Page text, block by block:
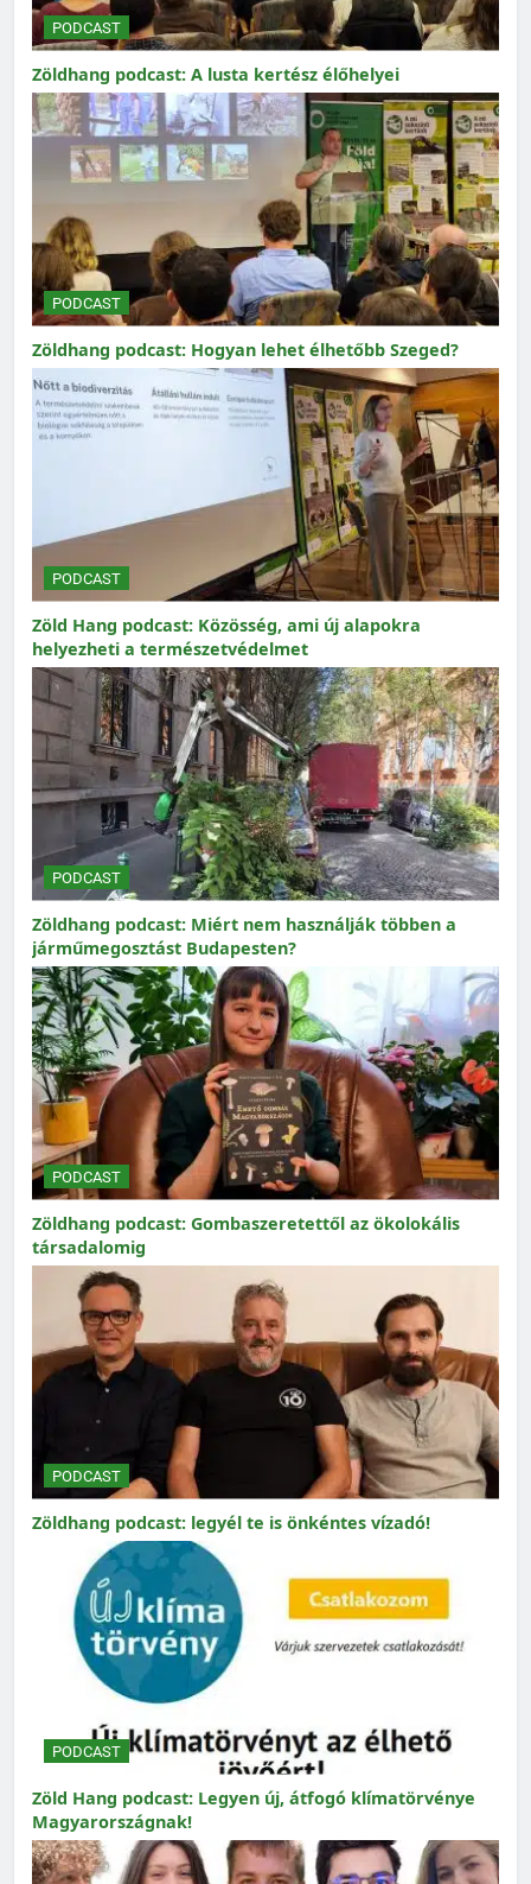
PODCAST
Zöldhang podcast: A lusta kertész élőhelyei
PODCAST
Zöldhang podcast: Hogyan lehet élhetőbb Szeged?
PODCAST
Zöld Hang podcast: Közösség, ami új alapokra
helyezheti a természetvédelmet
PODCAST
Zöldhang podcast: Miért nem használják többen a
járműmegosztást Budapesten?
PODCAST
Zöldhang podcast: Gombaszeretettől az ökolokális
társadalomig
PODCAST
Zöldhang podcast: legyél te is önkéntes vízadó!
PODCAST
Zöld Hang podcast: Legyen új, átfogó klímatörvénye
Magyarországnak!